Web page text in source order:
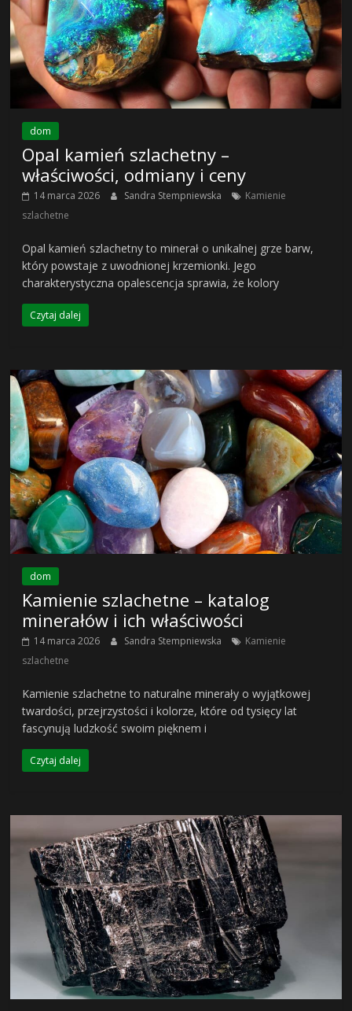
dom
Opal kamień szlachetny –
właściwości, odmiany i ceny
14 marca 2026 Sandra Stempniewska
Kamienie
szlachetne
Opal kamień szlachetny to minerał o unikalnej grze barw,
który powstaje z uwodnionej krzemionki. Jego
charakterystyczna opalescencja sprawia, że kolory
Czytaj dalej
dom
Kamienie szlachetne – katalog
minerałów i ich właściwości
14 marca 2026 Sandra Stempniewska
Kamienie
szlachetne
Kamienie szlachetne to naturalne minerały o wyjątkowej
twardości, przejrzystości i kolorze, które od tysięcy lat
fascynują ludzkość swoim pięknem i
Czytaj dalej